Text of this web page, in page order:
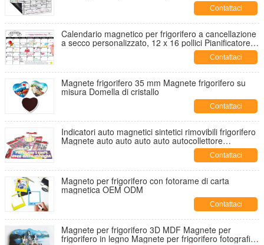
Contattaci
Calendario magnetico per frigorifero a cancellazione
a secco personalizzato, 12 x 16 pollici Pianificatore
settimanale magnetico con marcatore diContattaci
Magnete frigorifero 35 mm Magnete frigorifero su
misura Domella di cristallo
Contattaci
Indicatori auto magnetici sintetici rimovibili frigorifero
Magnete auto auto auto auto autocollettore
resistenza all'acqua SGS approvato Contattaci
Magneto per frigorifero con fotorame di carta
magnetica OEM ODM
Contattaci
Magnete per frigorifero 3D MDF Magnete per
frigorifero in legno Magnete per frigorifero fotografico